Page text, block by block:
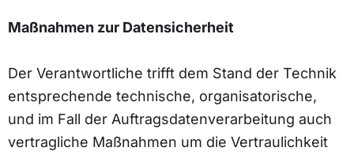
Maßnahmen zur Datensicherheit
Der Verantwortliche trifft dem Stand der Technik
entsprechende technische, organisatorische,
und im Fall der Auftragsdatenverarbeitung auch
vertragliche Maßnahmen um die Vertraulichkeit